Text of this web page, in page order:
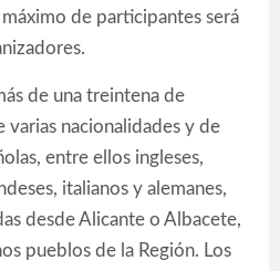
de participantes será
de una treintena de
nacionalidades y de
entre ellos ingleses,
italianos y alemanes,
desde Alicante o Albacete,
pueblos de la Región. Los